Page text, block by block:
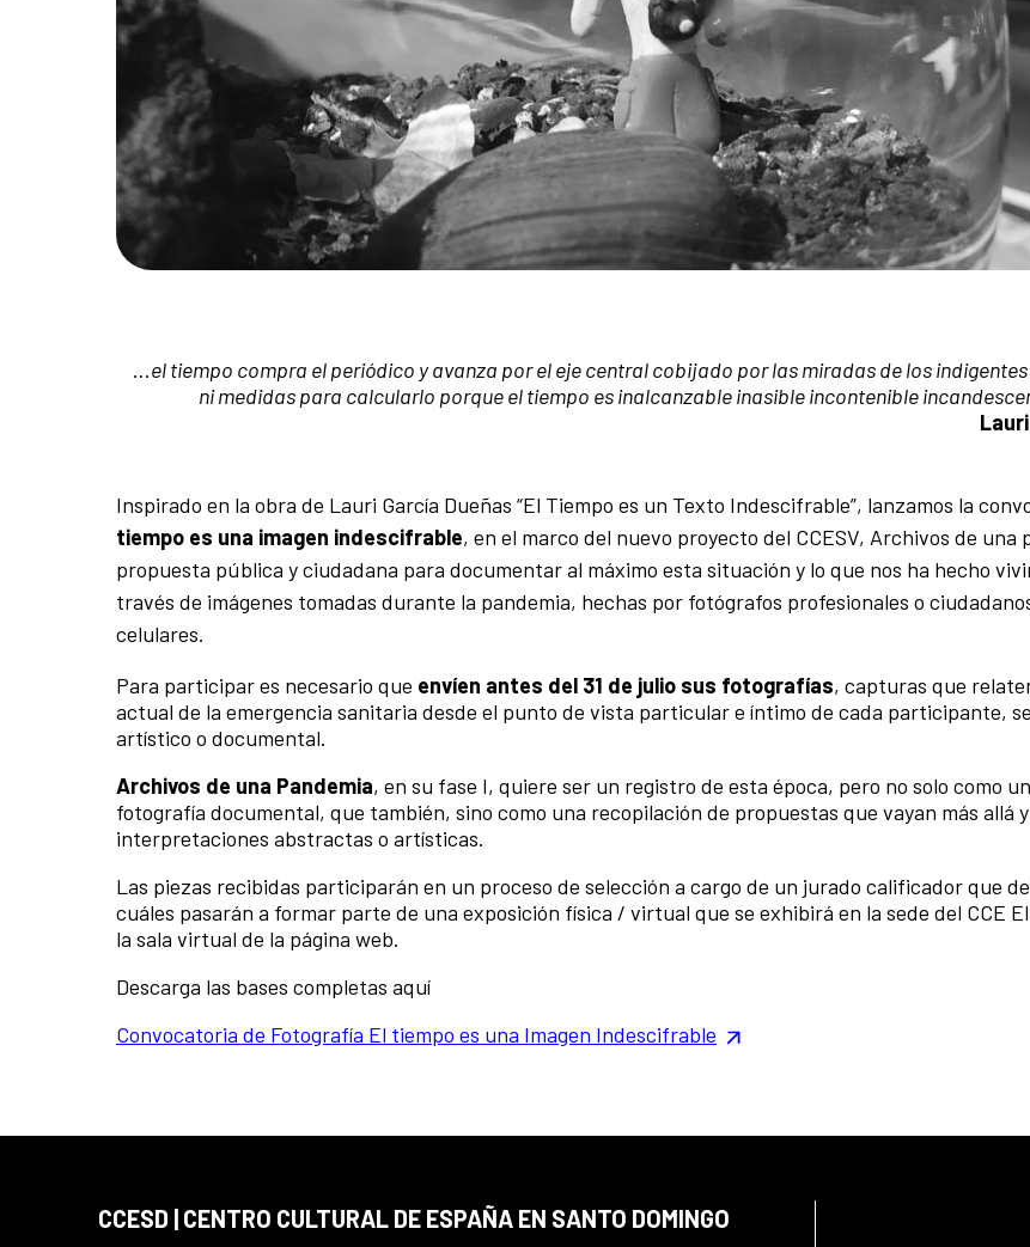
…el tiempo compra el periódico y avanza por el eje central cobijado por las miradas de los
ni medidas para calcularlo porque el tiempo es inalcanzable inasible incontenible
Inspirado en la obra de Lauri García Dueñas “El Tiempo es un Texto Indescifrable”, lanzamos la
tiempo es una imagen indescifrable, en el marco del nuevo proyecto del CCESV, Archivos de una
propuesta pública y ciudadana para documentar al máximo esta situación y lo que nos ha hecho
través de imágenes tomadas durante la pandemia, hechas por fotógrafos profesionales o
celulares.
Para participar es necesario que envíen antes del 31 de julio sus fotografías, capturas que
actual de la emergencia sanitaria desde el punto de vista particular e íntimo de cada participante,
artístico o documental.
Archivos de una Pandemia, en su fase I, quiere ser un registro de esta época, pero no solo como
fotografía documental, que también, sino como una recopilación de propuestas que vayan más allá
interpretaciones abstractas o artísticas.
Las piezas recibidas participarán en un proceso de selección a cargo de un jurado calificador que
cuáles pasarán a formar parte de una exposición física / virtual que se exhibirá en la sede del CCE
la sala virtual de la página web.
Descarga las bases completas aquí
Convocatoria de Fotografía El tiempo es una Imagen Indescifrable
CCESD | CENTRO CULTURAL DE ESPAÑA EN SANTO DOMINGO